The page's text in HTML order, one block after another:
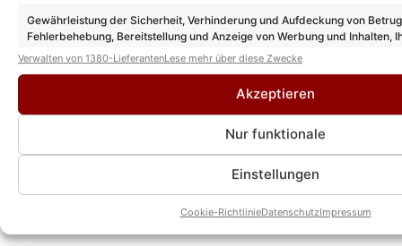
Gewährleistung der Sicherheit, Verhinderung und Aufdeckung von
Fehlerbehebung, Bereitstellung und Anzeige von Werbung und Inhalten,
Entscheidungen zum Datenschutz speichern und übermitteln.
Verwalten von 1380-LieferantenLese mehr über diese Zwecke
Akzeptieren
Nur funktionale
Einstellungen
Cookie-RichtlinieDatenschutzImpressum
Das könnte Euch auch interessieren:
„Bauer sucht Frau“: Inka Bause verrät im
Interview ihren bisher bewegendsten
Moment in der TV-Romanze
26.09.25 mit dabei
Inka Bause: Tour abgesagt! Hat es DARAN